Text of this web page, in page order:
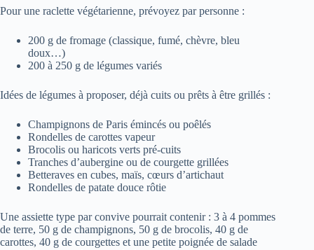
Pour une raclette végétarienne, prévoyez par personne :
200 g de fromage (classique, fumé, chèvre, bleu
doux…)
200 à 250 g de légumes variés
Idées de légumes à proposer, déjà cuits ou prêts à être grillés :
Champignons de Paris émincés ou poêlés
Rondelles de carottes vapeur
Brocolis ou haricots verts pré-cuits
Tranches d’aubergine ou de courgette grillées
Betteraves en cubes, maïs, cœurs d’artichaut
Rondelles de patate douce rôtie
Une assiette type par convive pourrait contenir : 3 à 4 pommes
de terre, 50 g de champignons, 50 g de brocolis, 40 g de
carottes, 40 g de courgettes et une petite poignée de salade